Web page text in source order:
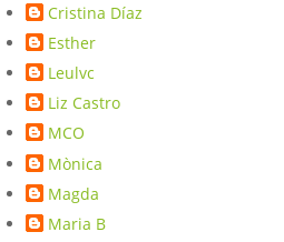
Cristina Díaz
Esther
Leulvc
Liz Castro
MCO
Mònica
Magda
Maria B